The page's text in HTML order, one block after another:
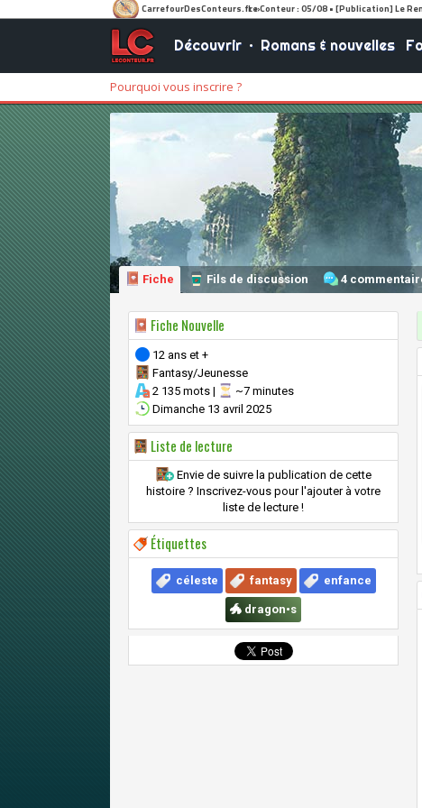
Découvrir• Romans & nouvelles
Pourquoi vous inscrire ?
Fiche Fils de discussion 4
Fiche Nouvelle
12 ans et +
Fantasy/Jeunesse
2 135 mots |
~7 minutes
Dimanche 13 avril 2025
Liste de lecture
Envie de suivre la publication de cette
histoire ? Inscrivez-vous pour l'ajouter à votre
liste de lecture !
Étiquettes
céleste fantasy enfance
🐲 dragon•s